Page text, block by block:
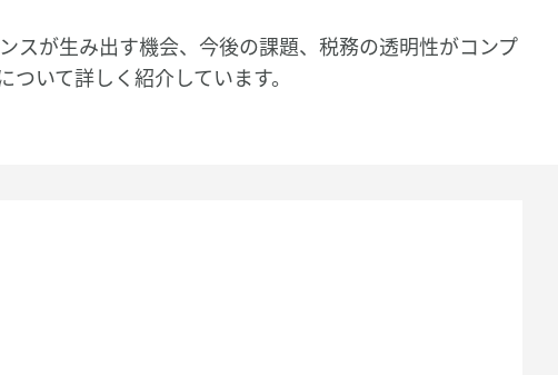
スが生み出す機会、今後の課題、税務の透明性がコンプ
いて詳しく紹介しています。